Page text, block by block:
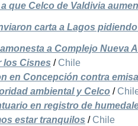
que Celco de Valdivia
carta a Lagos
a Complejo Nueva
los Cisnes / Chile
en Concepción contra
ambiental y Celco /
en registro de
estar tranquilos / Chile